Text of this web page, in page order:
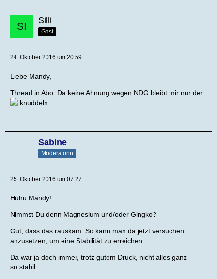
Silli
Gast
24. Oktober 2016 um 20:59
Liebe Mandy,
Thread in Abo. Da keine Ahnung wegen NDG bleibt mir nur der
Sabine
Moderatorin
25. Oktober 2016 um 07:27
Huhu Mandy!
Nimmst Du denn Magnesium und/oder Gingko?
Gut, dass das rauskam. So kann man da jetzt versuchen
anzusetzen, um eine Stabilität zu erreichen.
Da war ja doch immer, trotz gutem Druck, nicht alles ganz
so stabil.